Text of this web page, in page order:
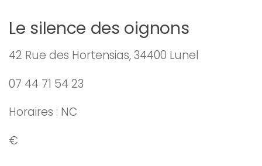
Le silence des oignons
42 Rue des Hortensias, 34400 Lunel
07 44 71 54 23
Horaires : NC
€